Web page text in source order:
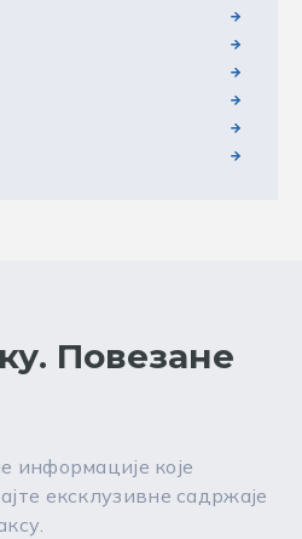
Повезане
информације које
ексклузивне садржаје